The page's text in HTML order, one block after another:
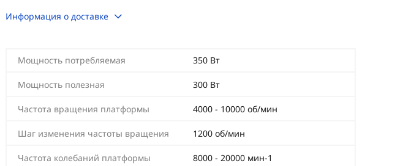
Информация о доставке
Мощность потребляемая 350 Вт
Мощность полезная 300 Вт
Частота вращения платформы 4000 - 10000 об/мин
Шаг изменения частоты вращения 1200 об/мин
Частота колебаний платформы 8000 - 20000 мин-1